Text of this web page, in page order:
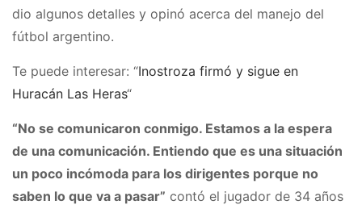
dio algunos detalles y opinó acerca del manejo del
fútbol argentino.
Te puede interesar: “Inostroza firmó y sigue en
Huracán Las Heras“
“No se comunicaron conmigo. Estamos a la espera
de una comunicación. Entiendo que es una situación
un poco incómoda para los dirigentes porque no
saben lo que va a pasar” contó el jugador de 34 años